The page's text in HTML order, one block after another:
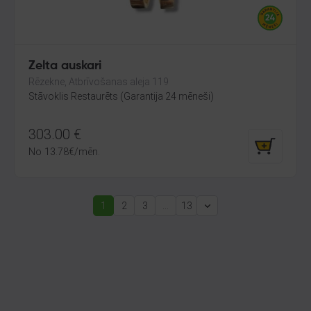
Zelta auskari
Rēzekne, Atbrīvošanas aleja 119
Stāvoklis Restaurēts (Garantija 24 mēneši)
303.00 €
No 13.78€/mēn.
1
(current)
2 3 13
Next